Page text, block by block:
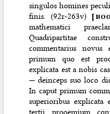
singulos homines
finis. (92r-263v) [
mathematici
Quadripartitae
commentarius novus
primum quo est
explicata est a nobis
— deinceps suo loco
In caput primum
superioribus
tertii prooemium